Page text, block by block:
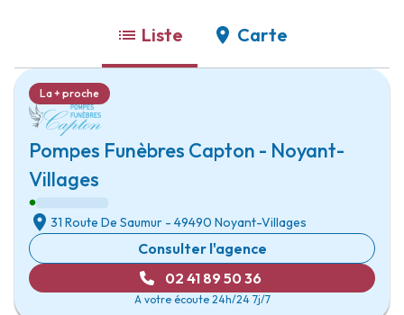
Liste Carte
Pompes Funèbres Capton - Noyant-
Villages
La + proche
31 Route De Saumur - 49490 Noyant-Villages
Consulter l'agence
02 41 89 50 36
A votre écoute 24h/24 7j/7